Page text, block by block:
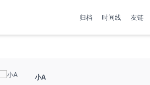
归档 时间线 友链
小A